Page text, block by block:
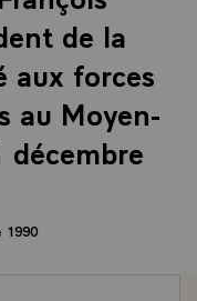
de la
aux forces
au Moyen-
décembre
1990